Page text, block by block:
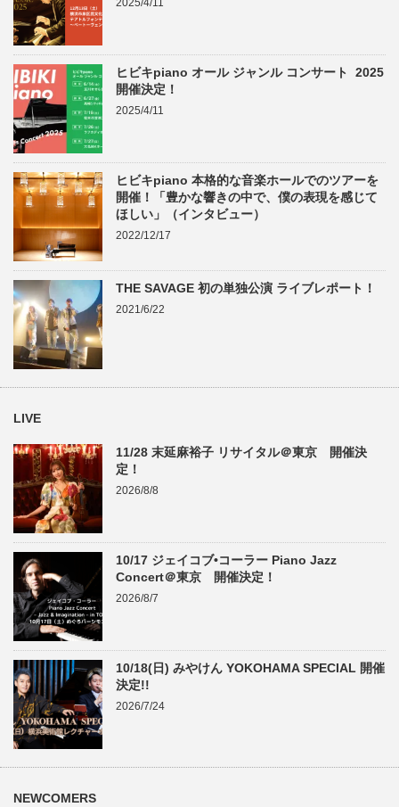
2025/4/11
ヒビキpiano オール ジャンル コンサート 2025
開催決定！
2025/4/11
ヒビキpiano 本格的な音楽ホールでのツアーを
開催！「豊かな響きの中で、僕の表現を感じて
ほしい」（インタビュー）
2022/12/17
THE SAVAGE 初の単独公演 ライブレポート！
2021/6/22
LIVE
11/28 末延麻裕子 リサイタル＠東京 開催決
定！
2026/8/8
10/17 ジェイコブ•コーラー Piano Jazz
Concert＠東京 開催決定！
2026/8/7
10/18(日) みやけん YOKOHAMA SPECIAL 開催
決定!!
2026/7/24
NEWCOMERS